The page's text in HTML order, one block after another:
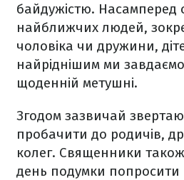
байдужістю. Насамперед
найближчих людей,
чоловіка чи дружини,
найріднішим ми
щоденній метушні.
Згодом зазвичай
пробачити до родичів,
колег. Священники
день подумки